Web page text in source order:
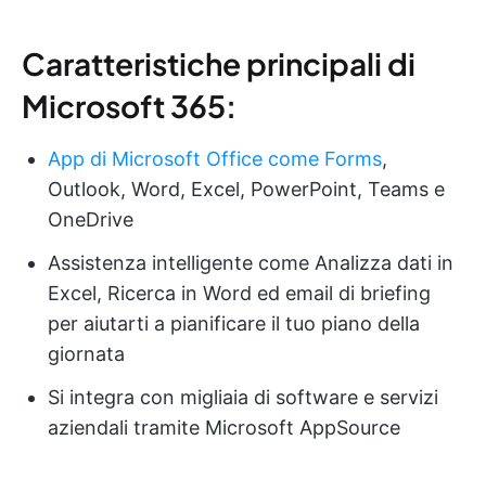
Caratteristiche principali di
Microsoft 365:
App di Microsoft Office come Forms,
Outlook, Word, Excel, PowerPoint, Teams e
OneDrive
Assistenza intelligente come Analizza dati in
Excel, Ricerca in Word ed email di briefing
per aiutarti a pianificare il tuo piano della
giornata
Si integra con migliaia di software e servizi
aziendali tramite Microsoft AppSource